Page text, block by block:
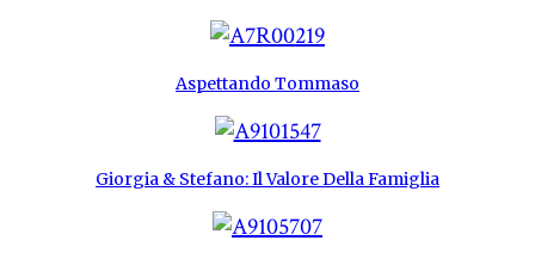
Aspettando Tommaso
Giorgia & Stefano: Il Valore Della Famiglia